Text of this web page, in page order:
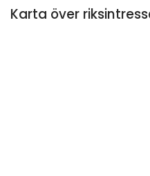
Karta över